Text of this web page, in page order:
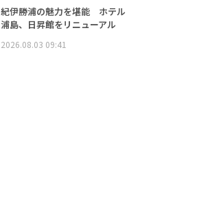
紀伊勝浦の魅力を堪能 ホテル
浦島、日昇館をリニューアル
2026.08.03 09:41